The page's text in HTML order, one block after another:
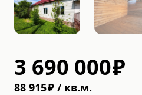
3 690 000₽
88 915₽ / кв.м.